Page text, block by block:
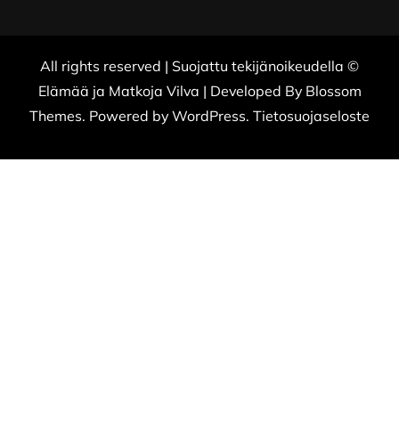
All rights reserved | Suojattu tekijänoikeudella ©
Elämää ja Matkoja Vilva | Developed By Blossom
Themes. Powered byWordPress. Tietosuojaseloste